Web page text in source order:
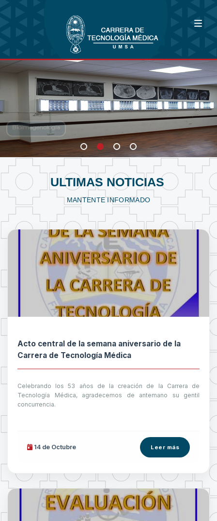
Bioimagenología
Fisioterapia y Kinesiología
Laboratorio Clínico
ULTIMAS NOTICIAS
MANTENTE INFORMADO
Acto central de la semana aniversario de la
Carrera de Tecnología Médica
Celebrando los 53 años de la creación de la Carrera de
Tecnología Médica, agradecemos de antemano su gentil
concurrencia.
14 de Octubre Leer más